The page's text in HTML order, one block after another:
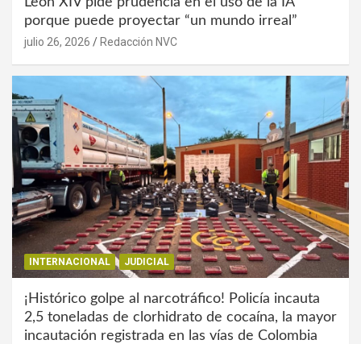
porque puede proyectar “un mundo irreal”
julio 26, 2026 Redacción NVC
INTERNACIONAL JUDICIAL
¡Histórico golpe al narcotráfico! Policía incauta
2,5 toneladas de clorhidrato de cocaína, la mayor
incautación registrada en las vías de Colombia